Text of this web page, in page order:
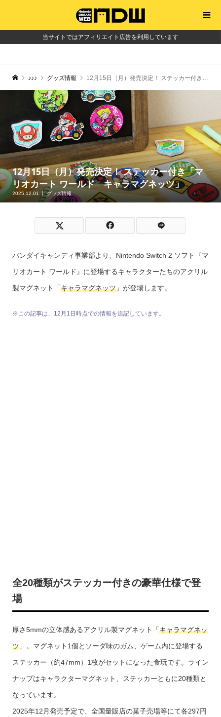
当サイトではアフィリエイト広告を利用しています
♪♪♪ グッズ情報 12月15日（月）発売決定！ ステッカー付き「マリオカート ワールド キャラマグネッツ」
12月15日（月）発売決定！ ステッカー付き「マ
リオカート ワールド キャラマグネッツ」
2025.12.01 グッズ情報
バンダイキャンディ事業部より、Nintendo Switch 2 ソフト『マ
リオカート ワールド』に登場するキャラクターたちのアクリル
製マグネット「キャラマグネッツ」が登場します。
※この記事は、12月1日時点での情報を追記しています。
全20種類がステッカー付きの豪華仕様で登
場
厚さ5mmの立体感あるアクリル製マグネット「キャラマグネッ
ツ」。マグネット1個とソーダ味のガム、ゲーム内に登場する
ステッカー（約47mm）1枚がセットになった食玩です。ライン
ナップはキャラクターマグネット、ステッカーともに20種類と
なっています。
2025年12月発売予定で、全国量販店の菓子売場等にて各297円